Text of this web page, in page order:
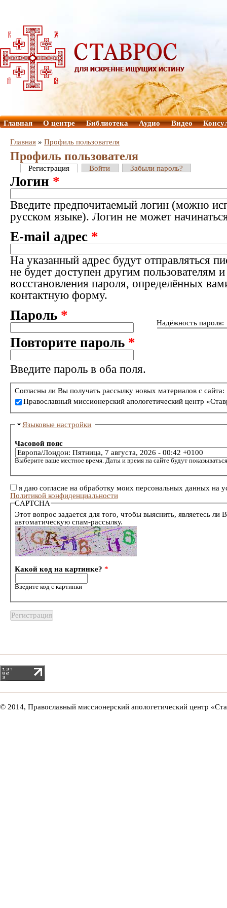
Главная О центре Библиотека Аудио Видео
Главная » Профиль пользователя
Профиль пользователя
Регистрация Войти Забыли пароль?
Логин *
Введите предпочитаемый логин (можно
русском языке). Логин не может
E-mail адрес *
На указанный адрес будут отправляться
не будет доступен другим пользователям
восстановления пароля, определённых
контактную форму.
Надёжность пароля:
Пароль *
Повторите пароль *
Введите пароль в оба поля.
Согласны ли Вы получать рассылку новых материалов с сайта:
Православный миссионерский апологетический центр
Языковые настройки
Часовой пояс
Выберите ваше местное время. Даты и время на сайте будут
я даю согласие на обработку моих персональных данных на
Политикой конфиденциальности
CAPTCHA
Этот вопрос задается для того, чтобы выяснить, являетесь ли
автоматическую спам-рассылку.
Какой код на картинке?*
Введите код с картинки
© 2014, Православный миссионерский апологетический центр